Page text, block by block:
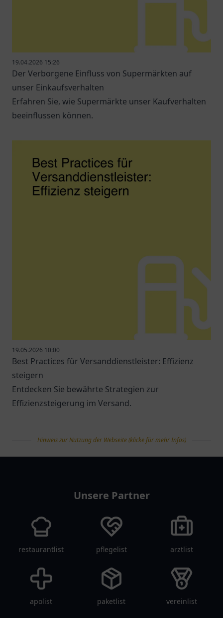
19.04.2026 15:26
Der Verborgene Einfluss von Supermärkten auf
unser Einkaufsverhalten
Erfahren Sie, wie Supermärkte unser Kaufverhalten
beeinflussen können.
19.05.2026 10:00
Best Practices für Versanddienstleister: Effizienz
steigern
Entdecken Sie bewährte Strategien zur
Effizienzsteigerung im Versand.
Hinweis zur Nutzung der Webseite (klicke für mehr Infos)
Unsere Partner
restaurantlist pflegelist arztlist
apolist paketlist vereinlist